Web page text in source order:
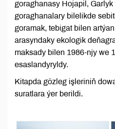
goraghanasy Hojapil,
goraghanalary bilelikde
goramak, tebigat bilen
arasyndaky ekologik
maksady bilen 1986-njy we
esaslandyryldy.
Kitapda gözleg işleriniň
suratlara ýer berildi.